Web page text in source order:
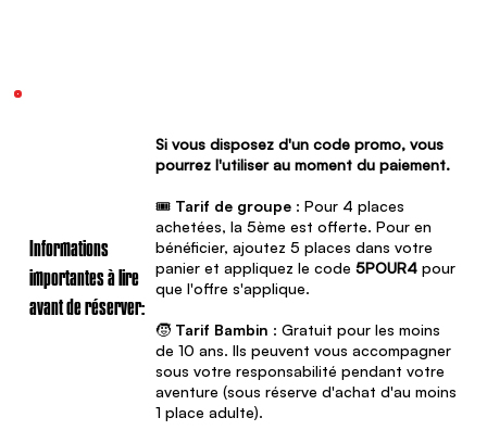
Informations
importantes à lire
avant de réserver:
Si vous disposez d'un code promo, vous
pourrez l'utiliser au moment du paiement.
🎟️ Tarif de groupe : Pour 4 places
achetées, la 5ème est offerte. Pour en
bénéficier, ajoutez 5 places dans votre
panier et appliquez le code5POUR4 pour
que l'offre s'applique.
🧒 Tarif Bambin : Gratuit pour les moins
de 10 ans. Ils peuvent vous accompagner
sous votre responsabilité pendant votre
aventure (sous réserve d'achat d'au moins
1 place adulte).